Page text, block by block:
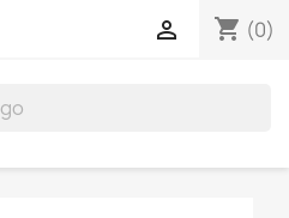
shopping_cart (0)
